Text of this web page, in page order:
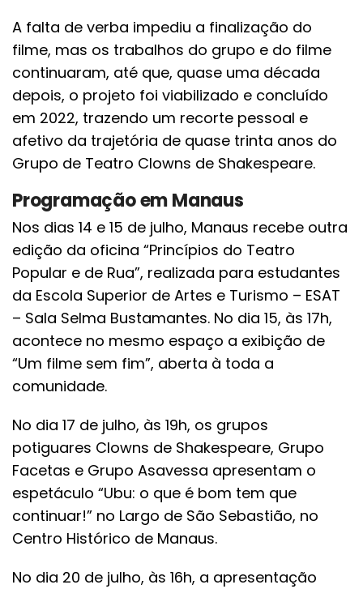
A falta de verba impediu a finalização do
filme, mas os trabalhos do grupo e do filme
continuaram, até que, quase uma década
depois, o projeto foi viabilizado e concluído
em 2022, trazendo um recorte pessoal e
afetivo da trajetória de quase trinta anos do
Grupo de Teatro Clowns de Shakespeare.
Programação em Manaus
Nos dias 14 e 15 de julho, Manaus recebe outra
edição da oficina “Princípios do Teatro
Popular e de Rua”, realizada para estudantes
da Escola Superior de Artes e Turismo – ESAT
– Sala Selma Bustamantes. No dia 15, às 17h,
acontece no mesmo espaço a exibição de
“Um filme sem fim”, aberta à toda a
comunidade.
No dia 17 de julho, às 19h, os grupos
potiguares Clowns de Shakespeare, Grupo
Facetas e Grupo Asavessa apresentam o
espetáculo “Ubu: o que é bom tem que
continuar!” no Largo de São Sebastião, no
Centro Histórico de Manaus.
No dia 20 de julho, às 16h, a apresentação